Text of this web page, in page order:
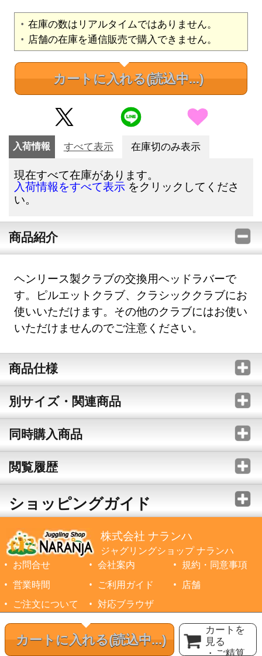
在庫の数はリアルタイムではありません。
店舗の在庫を通信販売で購入できません。
カートに入れる(読込中...)
カートに入れる(読込中...)
カートを
見る
・ご精算
入荷情報 すべて表示 在庫切のみ表示
現在すべて在庫があります。
入荷情報をすべて表示 をクリックしてくださ
い。
商品紹介
ヘンリース製クラブの交換用ヘッドラバーで
す。ピルエットクラブ、クラシッククラブにお
使いいただけます。その他のクラブにはお使い
いただけませんのでご注意ください。
商品仕様
別サイズ・関連商品
同時購入商品
閲覧履歴
ショッピングガイド
株式会社 ナランハ
ジャグリングショップ ナランハ
お問合せ
会社案内
規約・同意事項
営業時間
ご利用ガイド
店舗
ご注文について
対応ブラウザ
©1999-2026 NARANJA Inc. All Rights Reserved.